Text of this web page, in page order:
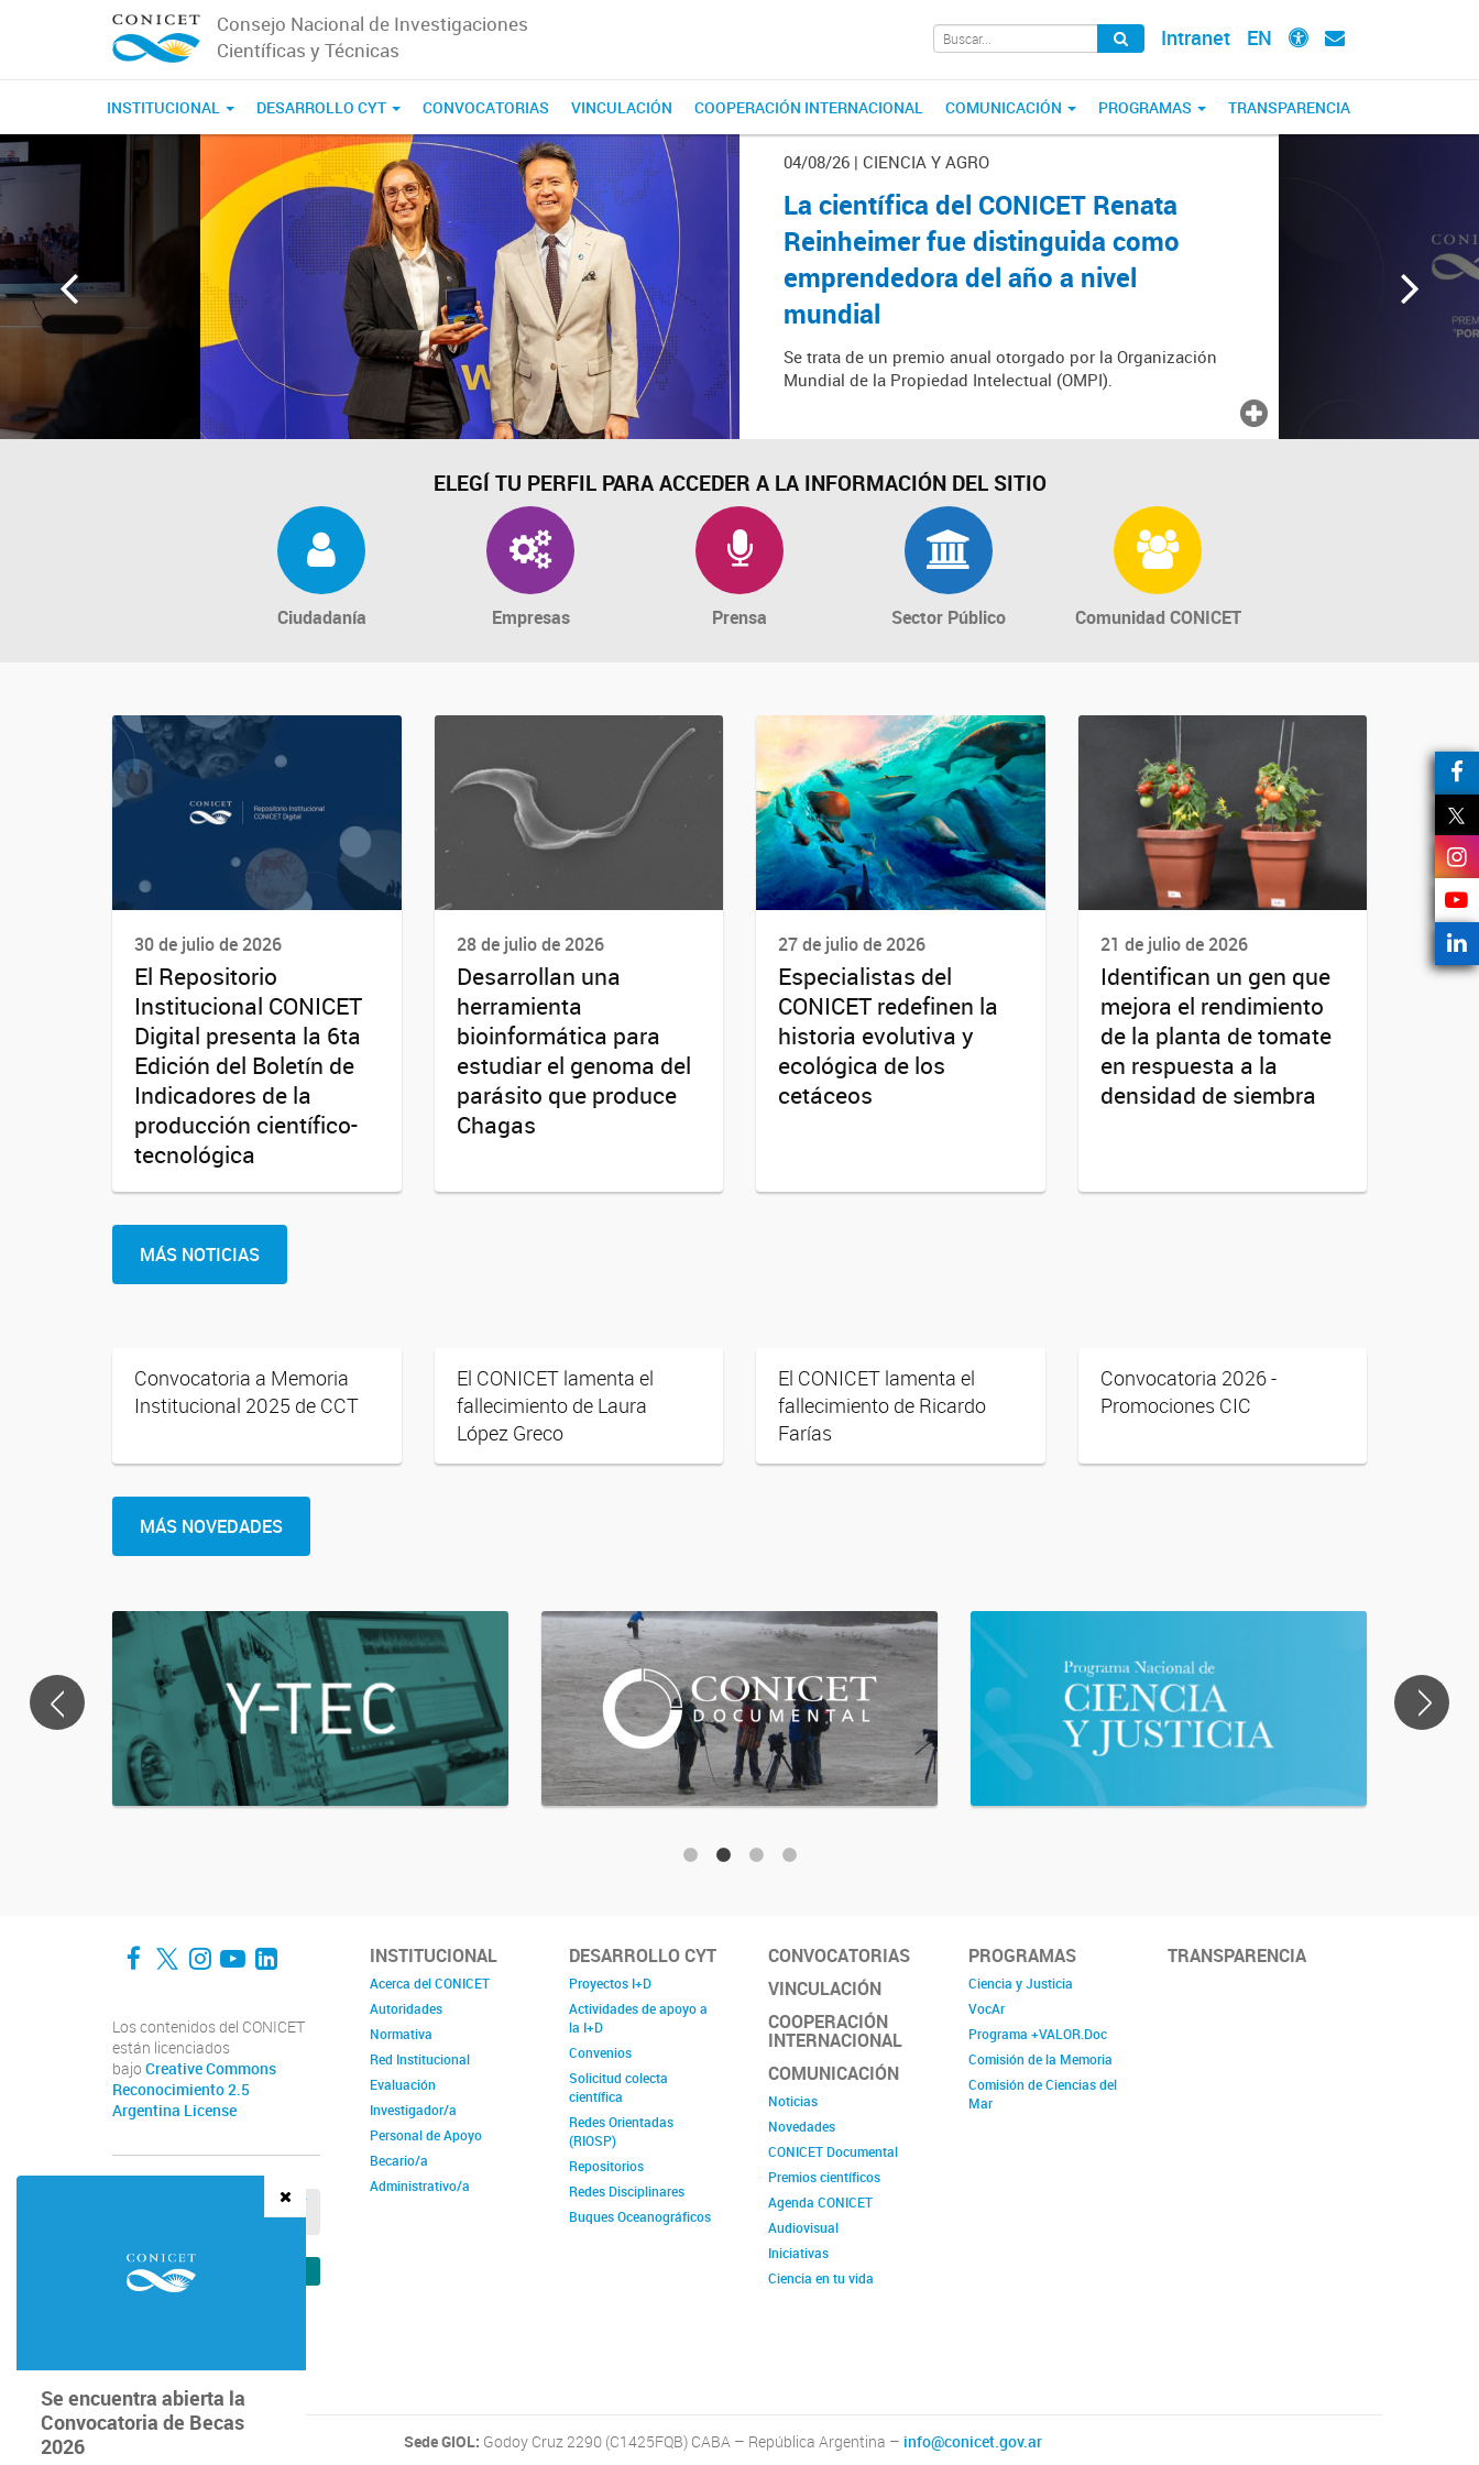
Consejo Nacional de Investigaciones
Científicas y Técnicas
Intranet EN
INSTITUCIONAL DESARROLLO CYT CONVOCATORIAS VINCULACIÓN COOPERACIÓN INTERNACIONAL COMUNICACIÓN PROGRAMAS TRANSPARENCIA
Comunicación
Institucional
Se encuentra abierta la
Convocatoria de Becas
2026
Página
de
inicio
de
CONICET
04/08/26 | CIENCIA Y AGRO
La científica del CONICET Renata
Reinheimer fue distinguida como
emprendedora del año a nivel
mundial
Se trata de un premio anual otorgado por la Organización
Mundial de la Propiedad Intelectual (OMPI).
ELEGÍ TU PERFIL PARA ACCEDER A LA INFORMACIÓN DEL SITIO
Ciudadanía Empresas Prensa Sector Público Comunidad CONICET
30 de julio de 2026
El Repositorio
Institucional CONICET
Digital presenta la 6ta
Edición del Boletín de
Indicadores de la
producción científico-
tecnológica
28 de julio de 2026
Desarrollan una
herramienta
bioinformática para
estudiar el genoma del
parásito que produce
Chagas
27 de julio de 2026
Especialistas del
CONICET redefinen la
historia evolutiva y
ecológica de los
cetáceos
21 de julio de 2026
Identifican un gen que
mejora el rendimiento
de la planta de tomate
en respuesta a la
densidad de siembra
MÁS NOTICIAS
Convocatoria a Memoria
Institucional 2025 de CCT
El CONICET lamenta el
fallecimiento de Laura
López Greco
El CONICET lamenta el
fallecimiento de Ricardo
Farías
Convocatoria 2026 -
Promociones CIC
MÁS NOVEDADES
< >
Facebook
Twitter
Instagram
YouTube
LinkedIn
Los contenidos del CONICET
están licenciados
bajo Creative Commons
Reconocimiento 2.5
Argentina License
VER REGISTRO DE OBSEQUIOS Y
VIAJES DE FUNCIONARIOS
VER VERIFICADOR DE RECIBOS
INSTITUCIONAL
Acerca del CONICET
Autoridades
Normativa
Red Institucional
Evaluación
Investigador/a
Personal de Apoyo
Becario/a
Administrativo/a
DESARROLLO CYT
Proyectos I+D
Actividades de apoyo a
la I+D
Convenios
Solicitud colecta
científica
Redes Orientadas
(RIOSP)
Repositorios
Redes Disciplinares
Buques Oceanográficos
CONVOCATORIAS
VINCULACIÓN
COOPERACIÓN
INTERNACIONAL
COMUNICACIÓN
Noticias
Novedades
CONICET Documental
Premios científicos
Agenda CONICET
Audiovisual
Iniciativas
Ciencia en tu vida
PROGRAMAS
Ciencia y Justicia
VocAr
Programa +VALOR.Doc
Comisión de la Memoria
Comisión de Ciencias del
Mar
TRANSPARENCIA
Sede GIOL: Godoy Cruz 2290 (C1425FQB) CABA – República Argentina – info@conicet.gov.ar